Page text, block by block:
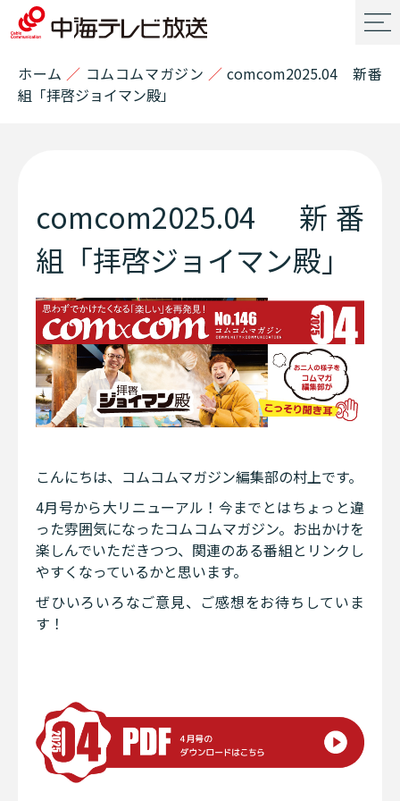
ホーム ／ コムコムマガジン ／ comcom2025.04 新番
組「拝啓ジョイマン殿」
comcom2025.04 新番
組「拝啓ジョイマン殿」
こんにちは、コムコムマガジン編集部の村上です。
4月号から大リニューアル！今までとはちょっと違
った雰囲気になったコムコムマガジン。お出かけを
楽しんでいただきつつ、関連のある番組とリンクし
やすくなっているかと思います。
ぜひいろいろなご意見、ご感想をお待ちしていま
す！